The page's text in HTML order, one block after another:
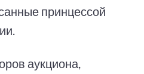
принцессой
аукциона,